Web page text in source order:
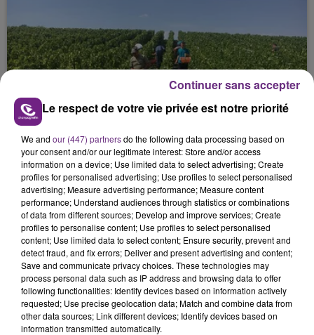
L'INSPECTION DU TRAVAIL RAPPELLE À
L'ORDRE SUR LES CONDITIONS DE...
Alors que les dates de début des vendange 2026
s'est avéré être plus précoce que prévu,
l'inspection du Travail en profite pour rappeler
les conditions de...
TITRES DIFFUSÉS
4h45
4h45 4h42
4h42
Le respect de votre vie privée est notre priorité
We and our (447) partnersdo the following data processing based on
your consent and/or our legitimate interest: Store and/or access
information on a device; Use limited data to select advertising; Create
profiles for personalised advertising; Use profiles to select personalised
advertising; Measure advertising performance; Measure content
performance; Understand audiences through statistics or combinations
of data from different sources; Develop and improve services; Create
profiles to personalise content; Use profiles to select personalised
content; Use limited data to select content; Ensure security, prevent and
detect fraud, and fix errors; Deliver and present advertising and content;
Save and communicate privacy choices. These technologies may
process personal data such as IP address and browsing data to offer
following functionalities: Identify devices based on information actively
requested; Use precise geolocation data; Match and combine data from
other data sources; Link different devices; Identify devices based on
information transmitted automatically.
Continuer sans accepter